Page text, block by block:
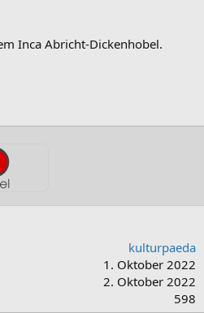
Inca Abricht-Dickenhobel.
kulturpaeda
1. Oktober 2022
2. Oktober 2022
598